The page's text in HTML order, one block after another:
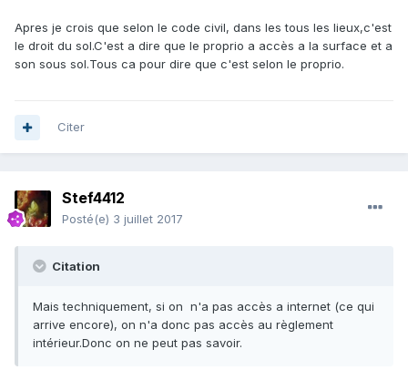
Apres je crois que selon le code civil, dans les tous les lieux,c'est
le droit du sol.C'est a dire que le proprio a accès a la surface et a
son sous sol.Tous ca pour dire que c'est selon le proprio.
Citer
Stef4412
Posté(e) 3 juillet 2017
Citation
Mais techniquement, si on n'a pas accès a internet (ce qui
arrive encore), on n'a donc pas accès au règlement
intérieur.Donc on ne peut pas savoir.